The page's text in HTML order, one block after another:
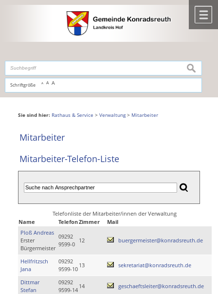
,zur Navigationoderzur Startseitespringen.
Schriftgröße A A A
suchen
Sie sind hier: Rathaus & Service > Verwaltung> Mitarbeiter
Mitarbeiter
Mitarbeiter-Telefon-Liste
Telefonliste der Mitarbeiter/innen der Verwaltung
Name
TelefonZimmer
Mail
Ploß Andreas
Erster
Bürgermeister
09292
9599-0
12 buergermeister@konradsreuth.de
Hellfritzsch
Jana
09292
9599-10
13 sekretariat@konradsreuth.de
Dittmar
Stefan
09292
9599-14
14 geschaeftsleiter@konradsreuth.de